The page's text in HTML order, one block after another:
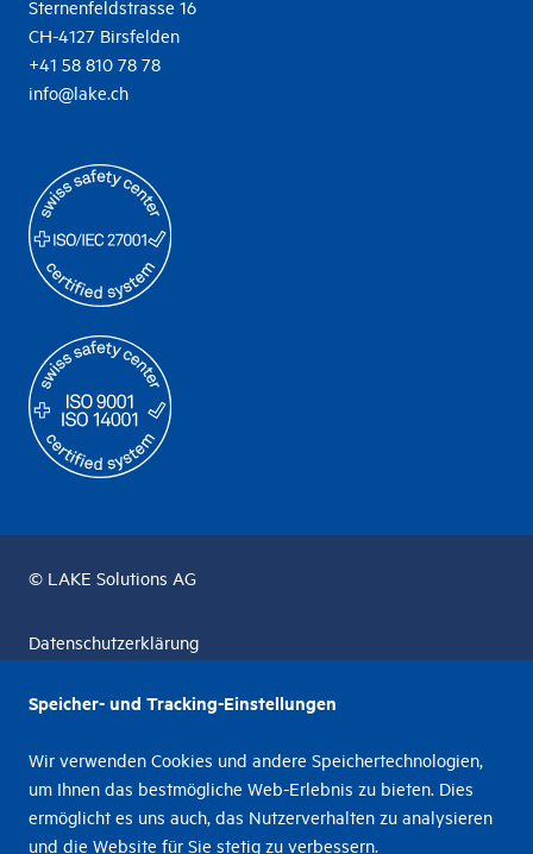
Sternenfeldstrasse 16
CH-4127 Birsfelden
+41 58 810 78 78
info@lake.ch
© LAKE Solutions AG
Datenschutzerklärung
Unternehmensführung & Richtlinien
Rechtliches
Schwachstellenmeldung
Speicher- und Tracking-Einstellungen
Wir verwenden Cookies und andere Speichertechnologien,
um Ihnen das bestmögliche Web-Erlebnis zu bieten. Dies
ermöglicht es uns auch, das Nutzerverhalten zu analysieren
und die Website für Sie stetig zu verbessern.